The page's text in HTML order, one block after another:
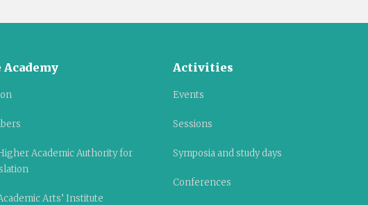
Academy
Academic Authority for
Arts’ Institute
Activities
Events
Sessions
Symposia and study days
Conferences